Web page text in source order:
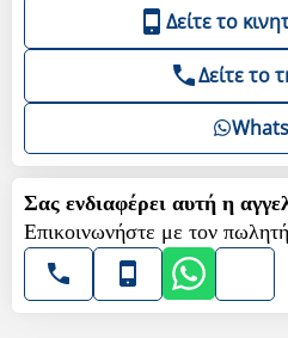
Δείτε το
Δείτε το
Σας ενδιαφέρει αυτή η
Επικοινωνήστε με τον πωλητή